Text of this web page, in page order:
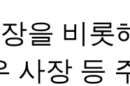
을 비롯
사장 등